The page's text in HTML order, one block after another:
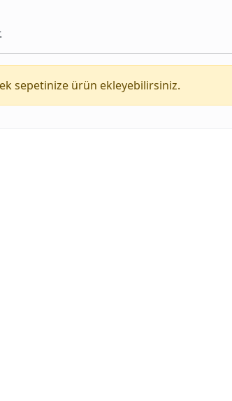
sepetinize ürün ekleyebilirsiniz.